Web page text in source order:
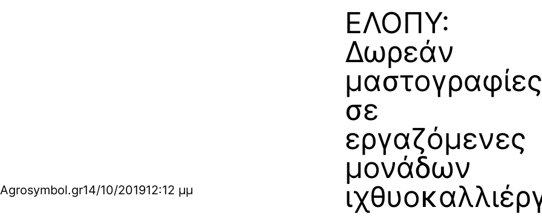
Agrosymbol.gr14/10/201912:12 μμ
ΕΛΟΠΥ:
Δωρεάν
μαστογραφίες
σε
εργαζόμενες
μονάδων